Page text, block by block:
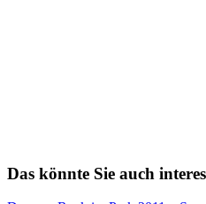
Das könnte Sie auch